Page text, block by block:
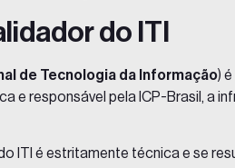
do ITI
de Tecnologia da Informação)
e responsável pela ICP-Brasil , a
ITI é estritamente técnica e se